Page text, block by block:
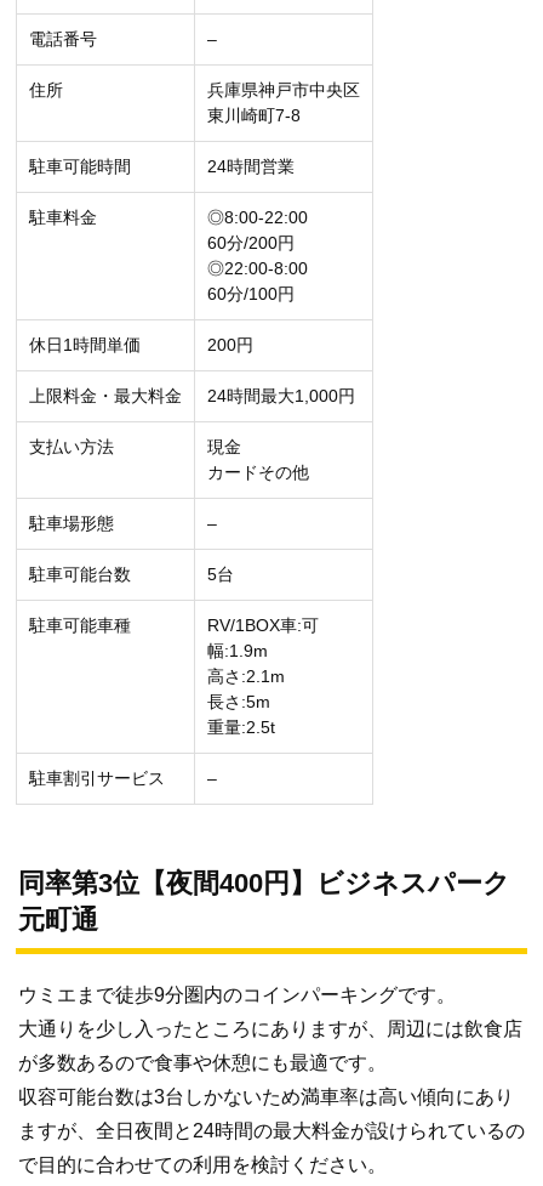
電話番号 –
住所
兵庫県神戸市中央区
東川崎町7-8
駐車可能時間 24時間営業
駐車料金
◎8:00-22:00
60分/200円
◎22:00-8:00
60分/100円
休日1時間単価 200円
上限料金・最大料金 24時間最大1,000円
支払い方法
現金
カードその他
駐車場形態 –
駐車可能台数 5台
駐車可能車種
RV/1BOX車:可
幅:1.9m
高さ:2.1m
長さ:5m
重量:2.5t
駐車割引サービス –
同率第3位【夜間400円】ビジネスパーク
元町通
ウミエまで徒歩9分圏内のコインパーキングです。
大通りを少し入ったところにありますが、周辺には飲食店
が多数あるので食事や休憩にも最適です。
収容可能台数は3台しかないため満車率は高い傾向にあり
ますが、全日夜間と24時間の最大料金が設けられているの
で目的に合わせての利用を検討ください。